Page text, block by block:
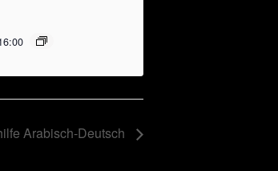
Arabisch-Deutsch